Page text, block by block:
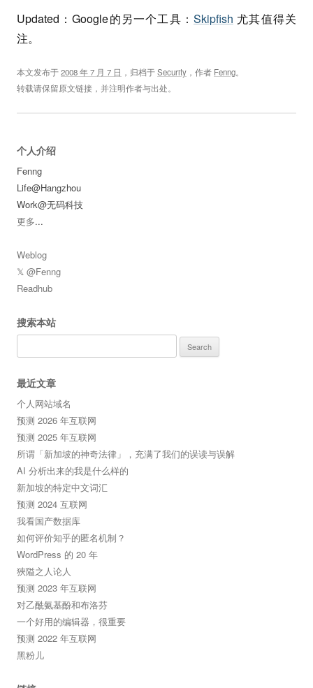
Updated：Google的另一个工具： Skipfish 尤其值得关
注。
本文发布于2008 年 7 月 7 日 ，归档于Security ，作者 Fenng。
转载请保留原文链接，并注明作者与出处。
个人介绍
Fenng
Life@Hangzhou
Work@无码科技
更多...
Weblog
𝕏 @Fenng
Readhub
搜索本站
for:
最近文章
个人网站域名
预测 2026 年互联网
预测 2025 年互联网
所谓「新加坡的神奇法律」，充满了我们的误读与误解
AI 分析出来的我是什么样的
新加坡的特定中文词汇
预测 2024 互联网
我看国产数据库
如何评价知乎的匿名机制？
WordPress 的 20 年
狹隘之人论人
预测 2023 年互联网
对乙酰氨基酚和布洛芬
一个好用的编辑器，很重要
预测 2022 年互联网
黑粉儿